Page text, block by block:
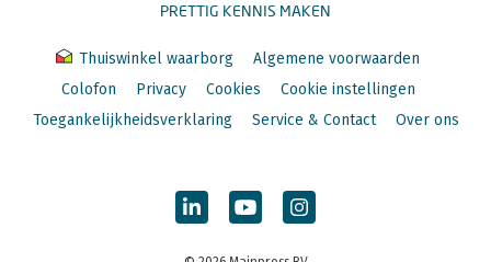
PRETTIG KENNIS MAKEN
Thuiswinkel waarborg
Algemene voorwaarden
Colofon
Privacy Cookies
Cookie instellingen
Toegankelijkheidsverklaring
Service & Contact Over ons